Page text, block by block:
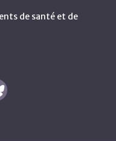
de santé et de